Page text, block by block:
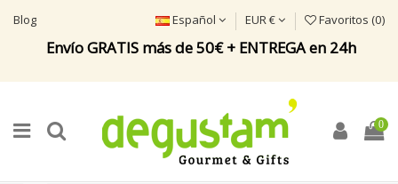
Blog
Envío GRATIS más de 50€ + ENTREGA en 24h
Español EUR € Favoritos (0)
0